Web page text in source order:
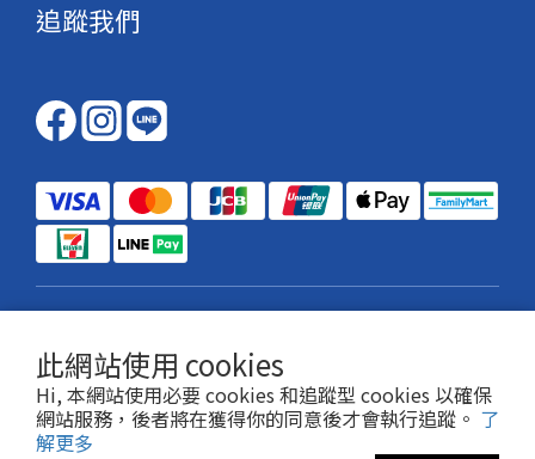
此網站使用 cookies
Hi, 本網站使用必要 cookies 和追蹤型 cookies 以確保
網站服務，後者將在獲得你的同意後才會執行追蹤。 了
解更多
追蹤我們